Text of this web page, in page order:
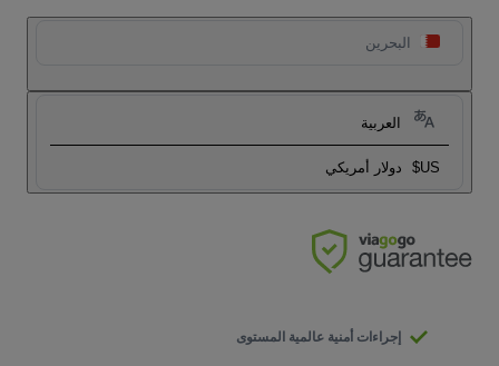
البحرين
العربية
US$ دولار أمريكي
إجراءات أمنية عالمية المستوى